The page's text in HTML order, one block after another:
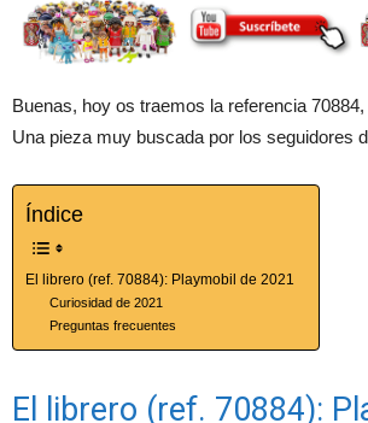
Buenas, hoy os traemos la referencia
Una pieza muy buscada por los seguidores
Índice
El librero (ref. 70884): Playmobil de 2021
Curiosidad de 2021
Preguntas frecuentes
El librero (ref. 70884):